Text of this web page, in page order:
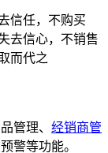
信任，不购买
去信心，不销售
而代之
管理、 经销商管
警等功能。